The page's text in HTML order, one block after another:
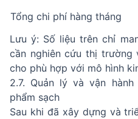
Tổng chi phí hàng tháng
Lưu ý: Số liệu trên chỉ
cần nghiên cứu thị trường
cho phù hợp với mô hình
2.7. Quản lý và vận
phẩm sạch
Sau khi đã xây dựng và